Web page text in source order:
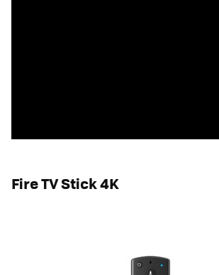
Fire TV Stick 4K